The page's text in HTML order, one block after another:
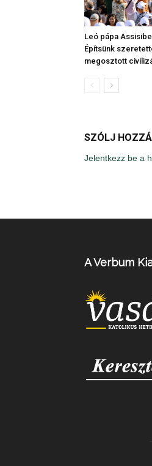
Leó pápa
Építsünk
megosztott
SZÓLJ HOZZÁ
Jelentkezz be a
A Verbum